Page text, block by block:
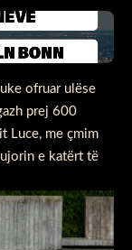
ofruar ulëse
prej 600
Luce, me çmim
e katërt të